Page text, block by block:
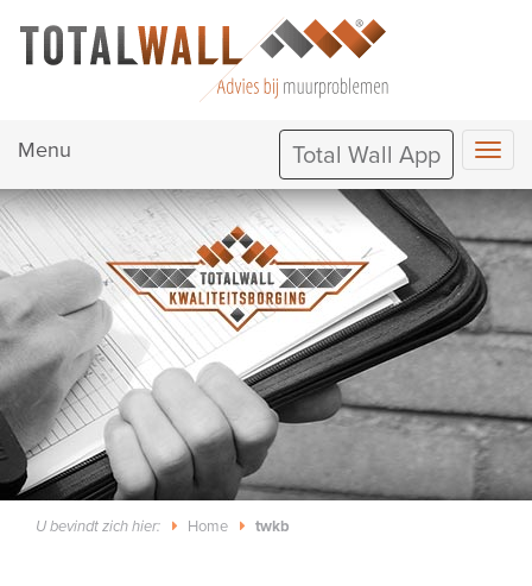
Total Wall App
Menu
U bevindt zich hier: Home twkb